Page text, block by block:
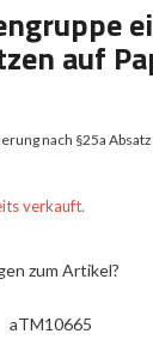
auf
nach §25a Absatz
verkauft.
zum Artikel?
aTM10665